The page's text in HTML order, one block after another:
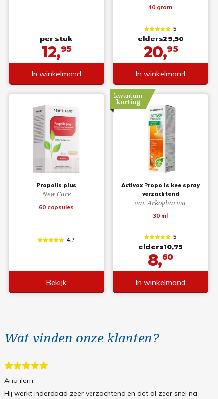
per stuk
12,95
In winkelmand
40 gram
5
elders29,50
20,95
In winkelmand
Propolis plus
New Care
60 capsules
4.7
Bekijk
Activox Propolis keelspray
verzachtend
van Arkopharma
30 ml
kwantum
korting
5
elders10,75
8,60
In winkelmand
Wat vinden onze klanten?
Anoniem
Hij werkt inderdaad zeer verzachtend en dat al zeer snel na